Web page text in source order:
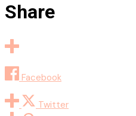
Share
Facebook
Twitter